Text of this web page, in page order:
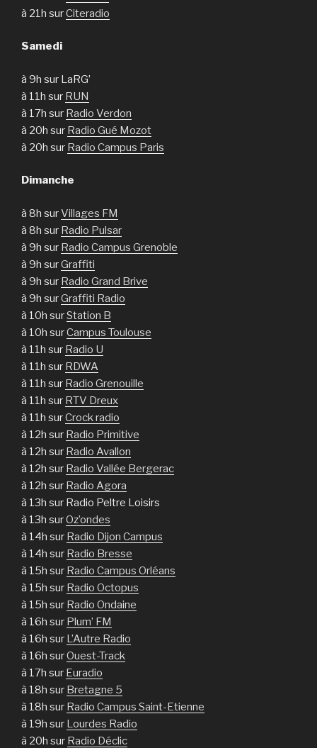
à 21h surCiteradio
Samedi
à 9h sur LaRG’
à 11h sur RUN
à 17h sur Radio Verdon
à 20h sur Radio Gué Mozot
à 20h sur Radio Campus Paris
Dimanche
à 8h surVillages FM
à 8h sur Radio Pulsar
à 9h sur Radio Campus Grenoble
à 9h surGraffiti
à 9h sur Radio Grand Brive
à 9h surGraffiti Radio
à 10h surStation B
à 10h surCampus Toulouse
à 11h sur Radio U
à 11h sur RDWA
à 11h sur Radio Grenouille
à 11h sur RTV Dreux
à 11h surCrock radio
à 12h sur Radio Primitive
à 12h sur Radio Avallon
à 12h sur Radio Vallée Bergerac
à 12h sur Radio Agora
à 13h sur Radio Peltre Loisirs
à 13h surOz’ondes
à 14h sur Radio Dijon Campus
à 14h sur Radio Bresse
à 15h sur Radio Campus Orléans
à 15h sur Radio Octopus
à 15h sur Radio Ondaine
à 16h sur Plum’ FM
à 16h sur L’Autre Radio
à 16h surOuest-Track
à 17h sur Euradio
à 18h sur Bretagne 5
à 18h sur Radio Campus Saint-Etienne
à 19h sur Lourdes Radio
à 20h sur Radio Déclic